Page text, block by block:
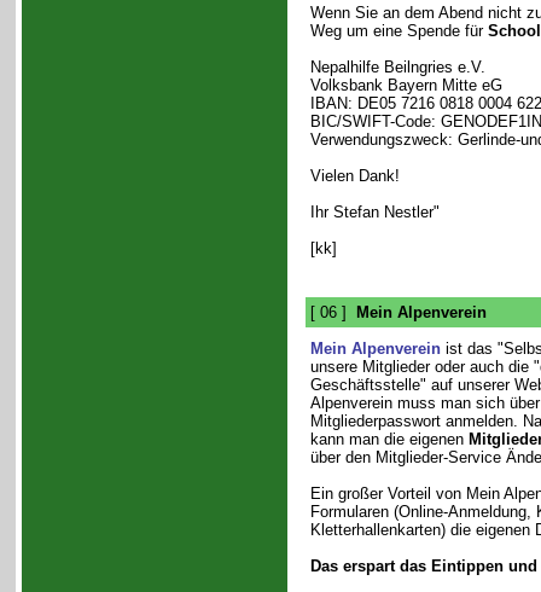
Wenn Sie an dem Abend nicht
Weg um eine Spende für
Nepalhilfe Beilngries e.V.
Volksbank Bayern Mitte eG
IBAN: DE05 7216 0818 0004
BIC/SWIFT-Code:
Verwendungszweck: Gerlinde-
Vielen Dank!
Ihr Stefan Nestler"
[kk]
[ 06 ]
Mein Alpenverein
Mein Alpenvereinist das
unsere Mitglieder oder auch die
Geschäftsstelle" auf unserer
Alpenverein muss man sich
Mitgliederpasswort anmelden.
kann man die eigenen
über den Mitglieder-Service
Ein großer Vorteil von Mein
Formularen (Online-Anmeldung,
Kletterhallenkarten) die eigenen
Das erspart das Eintippen